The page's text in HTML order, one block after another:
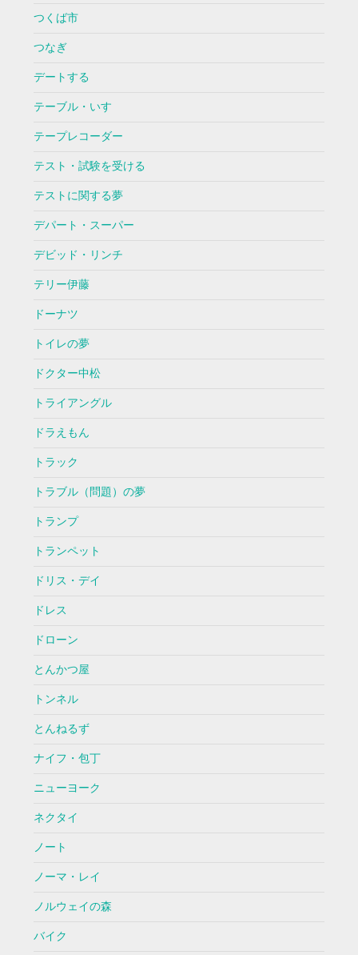
つくば市
つなぎ
デートする
テーブル・いす
テープレコーダー
テスト・試験を受ける
テストに関する夢
デパート・スーパー
デビッド・リンチ
テリー伊藤
ドーナツ
トイレの夢
ドクター中松
トライアングル
ドラえもん
トラック
トラブル（問題）の夢
トランプ
トランペット
ドリス・デイ
ドレス
ドローン
とんかつ屋
トンネル
とんねるず
ナイフ・包丁
ニューヨーク
ネクタイ
ノート
ノーマ・レイ
ノルウェイの森
バイク